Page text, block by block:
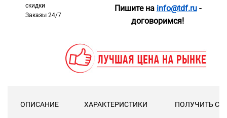
скидки
Заказы 24/7
Пишите на info@tdf.ru-
договоримся!
ОПИСАНИЕ ХАРАКТЕРИСТИКИ ПОЛУЧИТЬ